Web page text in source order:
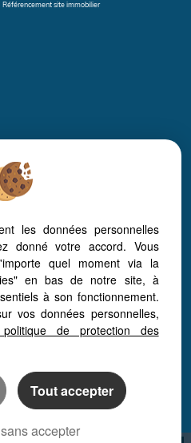
Référencement site immobilier
les données personnelles
donné votre accord. Vous
quel moment via la
en bas de notre site, à
à son fonctionnement.
vos données personnelles,
de protection des
Tout accepter
accepter